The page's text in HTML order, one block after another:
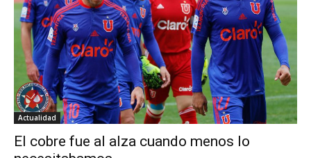
Actualidad
El cobre fue al alza cuando menos lo